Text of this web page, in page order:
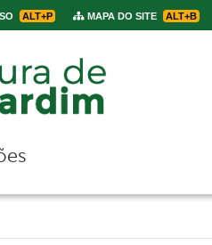
ALT+P MAPA DO SITE ALT+B